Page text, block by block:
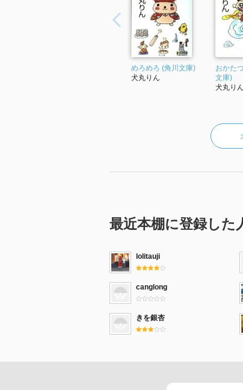
めろめろ (角川文庫)
犬丸りん
おかた
文庫)
犬丸りん
最近本棚に登録した
lolitauji
canglong
きを銀杏